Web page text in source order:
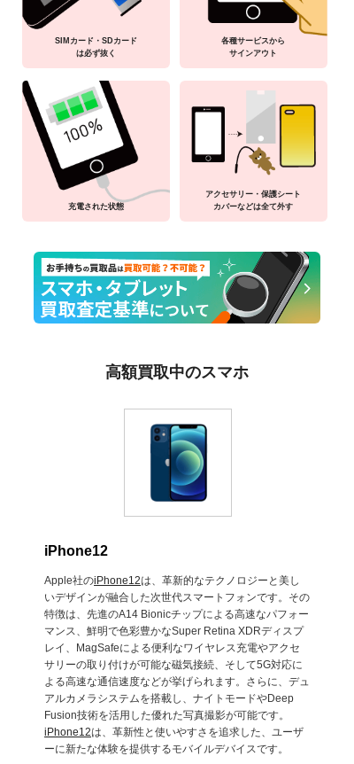
SIMカード・SDカード
は必ず抜く
各種サービスから
サインアウト
充電された状態
アクセサリー・保護シート
カバーなどは全て外す
高額買取中のスマホ
iPhone12
Apple社のiPhone12は、革新的なテクノロジーと美し
いデザインが融合した次世代スマートフォンです。その
特徴は、先進のA14 Bionicチップによる高速なパフォー
マンス、鮮明で色彩豊かなSuper Retina XDRディスプ
レイ、MagSafeによる便利なワイヤレス充電やアクセ
サリーの取り付けが可能な磁気接続、そして5G対応に
よる高速な通信速度などが挙げられます。さらに、デュ
アルカメラシステムを搭載し、ナイトモードやDeep
Fusion技術を活用した優れた写真撮影が可能です。
iPhone12は、革新性と使いやすさを追求した、ユーザ
ーに新たな体験を提供するモバイルデバイスです。